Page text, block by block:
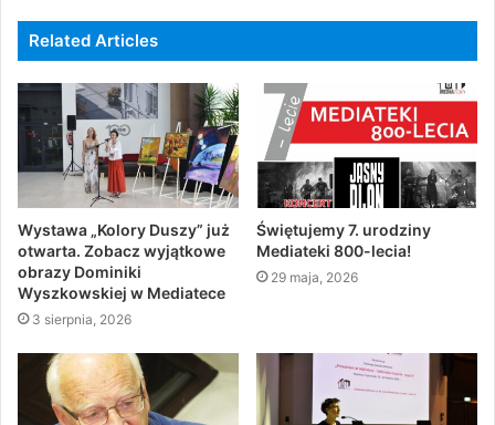
Related Articles
Wystawa „Kolory Duszy” już
otwarta. Zobacz wyjątkowe
obrazy Dominiki
Wyszkowskiej w Mediatece
3 sierpnia, 2026
Świętujemy 7. urodziny
Mediateki 800-lecia!
29 maja, 2026